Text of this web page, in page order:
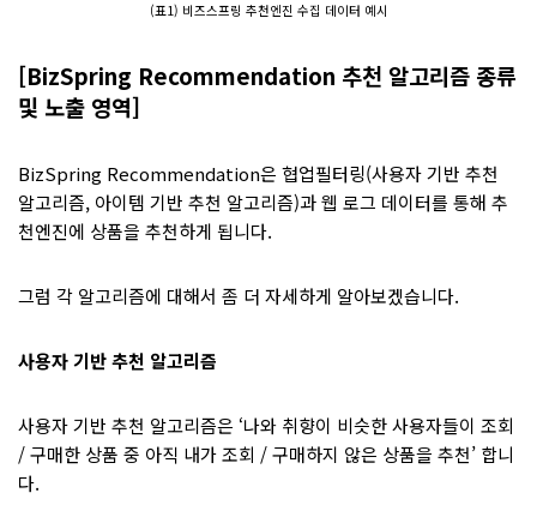
(표1) 비즈스프링 추천엔진 수집 데이터 예시
[BizSpring Recommendation 추천 알고리즘 종류
및 노출 영역]
BizSpring Recommendation은 협업필터링(사용자 기반 추천
알고리즘, 아이템 기반 추천 알고리즘)과 웹 로그 데이터를 통해 추
천엔진에 상품을 추천하게 됩니다.
그럼 각 알고리즘에 대해서 좀 더 자세하게 알아보겠습니다.
사용자 기반 추천 알고리즘
사용자 기반 추천 알고리즘은 ‘나와 취향이 비슷한 사용자들이 조회
/ 구매한 상품 중 아직 내가 조회 / 구매하지 않은 상품을 추천’ 합니
다.